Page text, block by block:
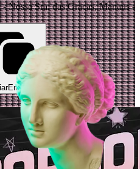
Nossa Sra. das Gracas, Manaus -
Endereço